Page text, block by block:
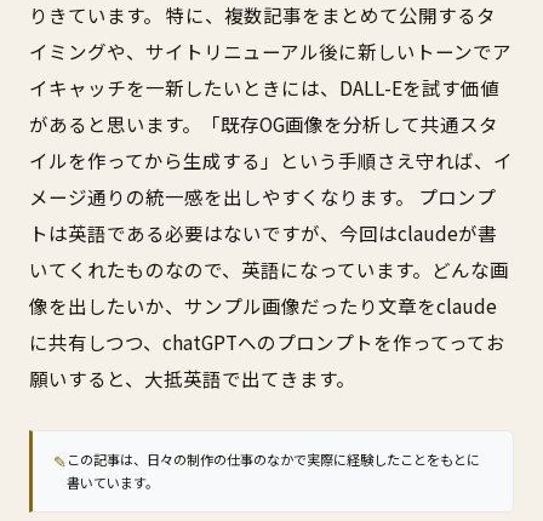
りきています。 特に、複数記事をまとめて公開するタ
イミングや、サイトリニューアル後に新しいトーンでア
イキャッチを一新したいときには、DALL-Eを試す価値
があると思います。「既存OG画像を分析して共通スタ
イルを作ってから生成する」という手順さえ守れば、イ
メージ通りの統一感を出しやすくなります。 プロンプ
トは英語である必要はないですが、今回はclaudeが書
いてくれたものなので、英語になっています。どんな画
像を出したいか、サンプル画像だったり文章をclaude
に共有しつつ、chatGPTへのプロンプトを作ってってお
願いすると、大抵英語で出てきます。
✎この記事は、日々の制作の仕事のなかで実際に経験したことをもとに
書いています。